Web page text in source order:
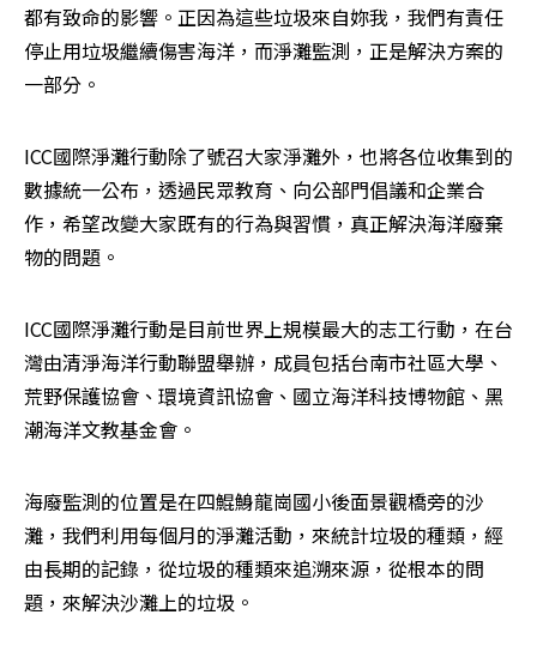
都有致命的影響。正因為這些垃圾來自妳我，我們有責任
停止用垃圾繼續傷害海洋，而淨灘監測，正是解決方案的
一部分。
ICC國際淨灘行動除了號召大家淨灘外，也將各位收集到的
數據統一公布，透過民眾教育、向公部門倡議和企業合
作，希望改變大家既有的行為與習慣，真正解決海洋廢棄
物的問題。
ICC國際淨灘行動是目前世界上規模最大的志工行動，在台
灣由清淨海洋行動聯盟舉辦，成員包括台南市社區大學、
荒野保護協會、環境資訊協會、國立海洋科技博物館、黑
潮海洋文教基金會。
海廢監測的位置是在四鯤鯓龍崗國小後面景觀橋旁的沙
灘，我們利用每個月的淨灘活動，來統計垃圾的種類，經
由長期的記錄，從垃圾的種類來追溯來源，從根本的問
題，來解決沙灘上的垃圾。